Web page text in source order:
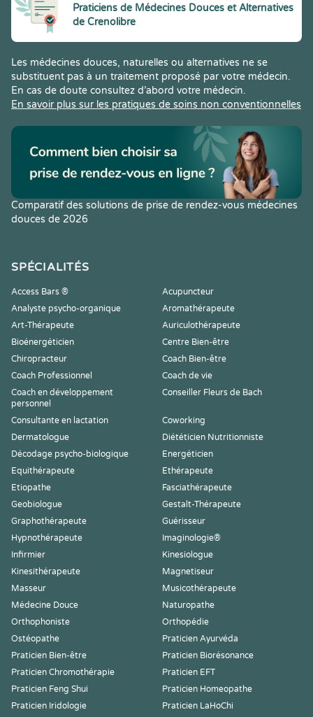
Praticiens de Médecines Douces et Alternatives
de Crenolibre
Les médecines douces, naturelles ou alternatives ne se
substituent pas à un traitement proposé par votre médecin.
En cas de doute consultez d’abord votre médecin.
En savoir plus sur les pratiques de soins non conventionnelles
Comparatif des solutions de prise de rendez-vous médecines
douces de 2026
SPÉCIALITÉS
Access Bars ®
Acupuncteur
Analyste psycho-organique
Aromathérapeute
Art-Thérapeute
Auriculothérapeute
Bioénergéticien
Centre Bien-être
Chiropracteur
Coach Bien-être
Coach Professionnel
Coach de vie
Coach en développement
personnel
Conseiller Fleurs de Bach
Consultante en lactation
Coworking
Dermatologue
Diététicien Nutritionniste
Décodage psycho-biologique
Energéticien
Equithérapeute
Ethérapeute
Etiopathe
Fasciathérapeute
Geobiologue
Gestalt-Thérapeute
Graphothérapeute
Guérisseur
Hypnothérapeute
Imaginologie®
Infirmier
Kinesiologue
Kinesithérapeute
Magnetiseur
Masseur
Musicothérapeute
Médecine Douce
Naturopathe
Orthophoniste
Orthopédie
Ostéopathe
Praticien Ayurvéda
Praticien Bien-être
Praticien Biorésonance
Praticien Chromothérapie
Praticien EFT
Praticien Feng Shui
Praticien Homeopathe
Praticien Iridologie
Praticien LaHoChi